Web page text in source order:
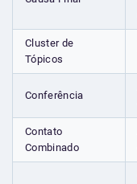
Cluster de
Tópicos
Conferência
Contato
Combinado